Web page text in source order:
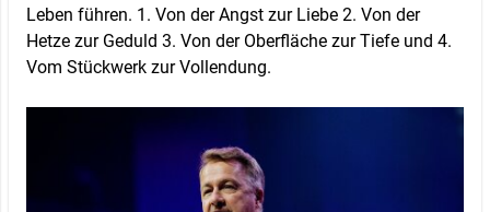
Leben führen. 1. Von der Angst zur Liebe 2. Von der
Hetze zur Geduld 3. Von der Oberfläche zur Tiefe und 4.
Vom Stückwerk zur Vollendung.